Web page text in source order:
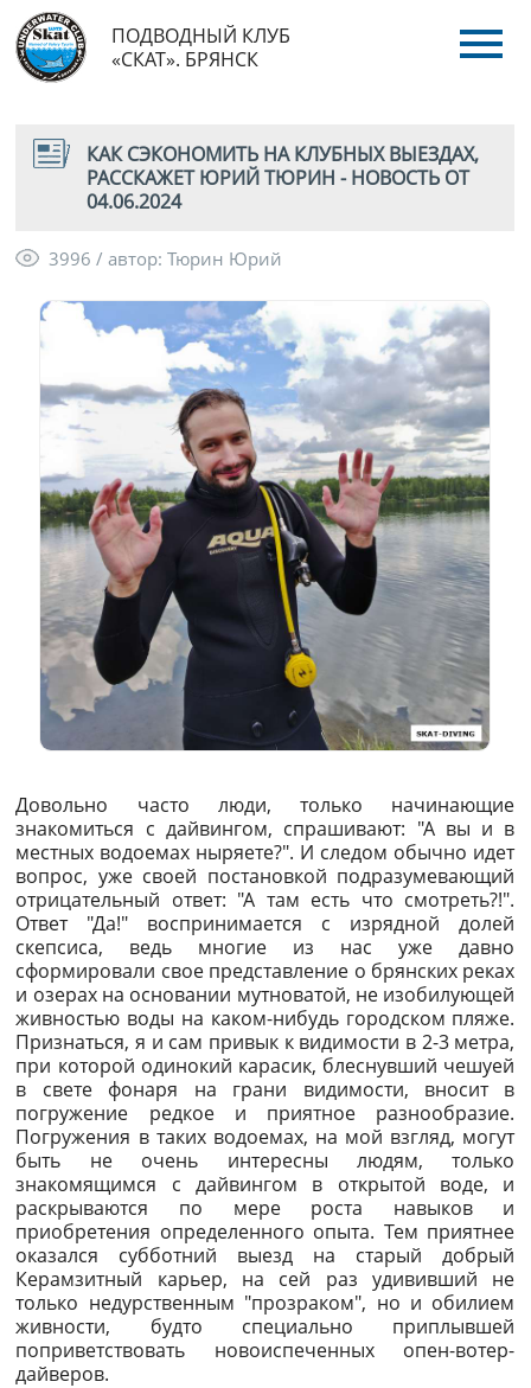
ПОДВОДНЫЙ КЛУБ
«СКАТ». БРЯНСК
КАК СЭКОНОМИТЬ НА КЛУБНЫХ ВЫЕЗДАХ,
РАССКАЖЕТ ЮРИЙ ТЮРИН - НОВОСТЬ ОТ
04.06.2024
3996 / автор: Тюрин Юрий
Довольно часто люди, только начинающие
знакомиться с дайвингом, спрашивают: "А вы и в
местных водоемах ныряете?". И следом обычно идет
вопрос, уже своей постановкой подразумевающий
отрицательный ответ: "А там есть что смотреть?!".
Ответ "Да!" воспринимается с изрядной долей
скепсиса, ведь многие из нас уже давно
сформировали свое представление о брянских реках
и озерах на основании мутноватой, не изобилующей
живностью воды на каком-нибудь городском пляже.
Признаться, я и сам привык к видимости в 2-3 метра,
при которой одинокий карасик, блеснувший чешуей
в свете фонаря на грани видимости, вносит в
погружение редкое и приятное разнообразие.
Погружения в таких водоемах, на мой взгляд, могут
быть не очень интересны людям, только
знакомящимся с дайвингом в открытой воде, и
раскрываются по мере роста навыков и
приобретения определенного опыта. Тем приятнее
оказался субботний выезд на старый добрый
Керамзитный карьер, на сей раз удививший не
только недурственным "прозраком", но и обилием
живности, будто специально приплывшей
поприветствовать новоиспеченных опен-вотер-
дайверов.